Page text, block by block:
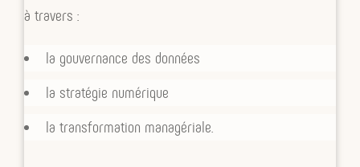
à travers :
la gouvernance des données
la stratégie numérique
la transformation managériale.